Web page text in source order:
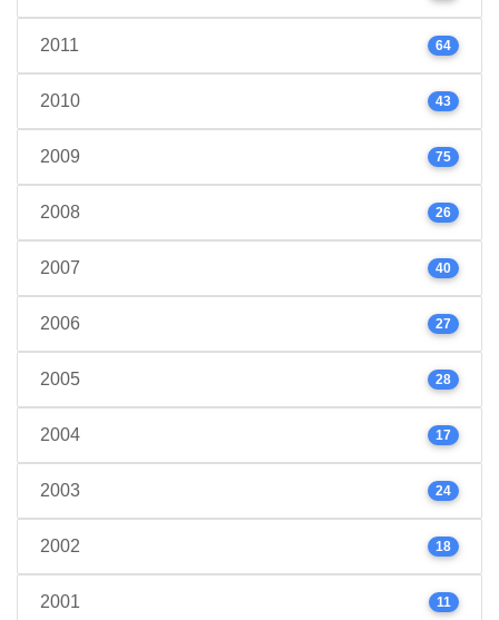
2011 64
2010 43
2009 75
2008 26
2007 40
2006 27
2005 28
2004 17
2003 24
2002 18
2001 11